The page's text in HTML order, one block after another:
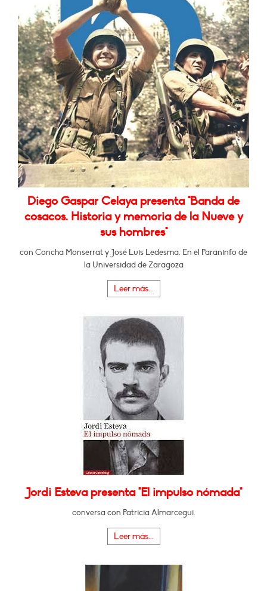
Diego Gaspar Celaya presenta "Banda de
cosacos. Historia y memoria de la Nueve y
sus hombres"
con Concha Monserrat y José Luis Ledesma. En el Paraninfo de
la Universidad de Zaragoza
Leer más...
Jordi Esteva presenta "El impulso nómada"
conversa con Patricia Almarcegui.
Leer más...